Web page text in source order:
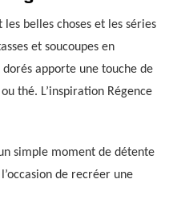
belles choses et les séries
et soucoupes en
apporte une touche de
thé. L’inspiration Régence
simple moment de détente
de recréer une